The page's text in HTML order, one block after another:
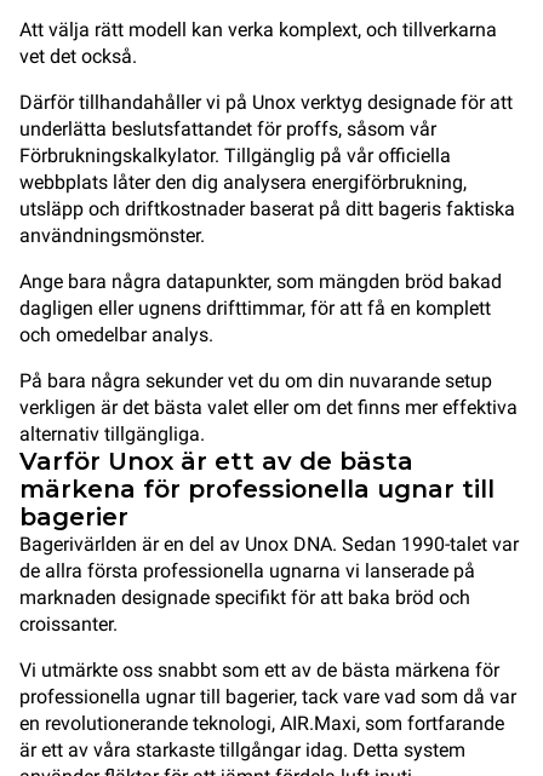
Att välja rätt modell kan verka komplext, och tillverkarna
vet det också.
Därför tillhandahåller vi på Unox verktyg designade för att
underlätta beslutsfattandet för proffs, såsom vår
Förbrukningskalkylator. Tillgänglig på vår officiella
webbplats låter den dig analysera energiförbrukning,
utsläpp och driftkostnader baserat på ditt bageris faktiska
användningsmönster.
Ange bara några datapunkter, som mängden bröd bakad
dagligen eller ugnens drifttimmar, för att få en komplett
och omedelbar analys.
På bara några sekunder vet du om din nuvarande setup
verkligen är det bästa valet eller om det finns mer effektiva
alternativ tillgängliga.
Varför Unox är ett av de bästa
märkena för professionella ugnar till
bagerier
Bagerivärlden är en del av Unox DNA. Sedan 1990-talet var
de allra första professionella ugnarna vi lanserade på
marknaden designade specifikt för att baka bröd och
croissanter.
Vi utmärkte oss snabbt som ett av de bästa märkena för
professionella ugnar till bagerier, tack vare vad som då var
en revolutionerande teknologi, AIR.Maxi, som fortfarande
är ett av våra starkaste tillgångar idag. Detta system